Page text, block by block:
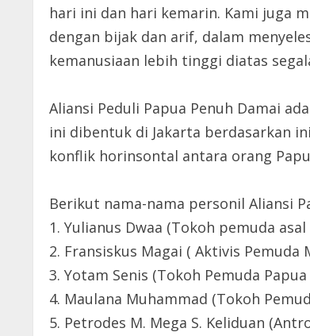
hari ini dan hari kemarin. Kami juga
dengan bijak dan arif, dalam
kemanusiaan lebih tinggi diatas
Aliansi Peduli Papua Penuh Damai
ini dibentuk di Jakarta berdasarkan
konflik horinsontal antara orang
Berikut nama-nama personil Aliansi
1. Yulianus Dwaa (Tokoh pemuda
2. Fransiskus Magai ( Aktivis Pemuda
3. Yotam Senis (Tokoh Pemuda
4. Maulana Muhammad (Tokoh
5. Petrodes M. Mega S. Keliduan